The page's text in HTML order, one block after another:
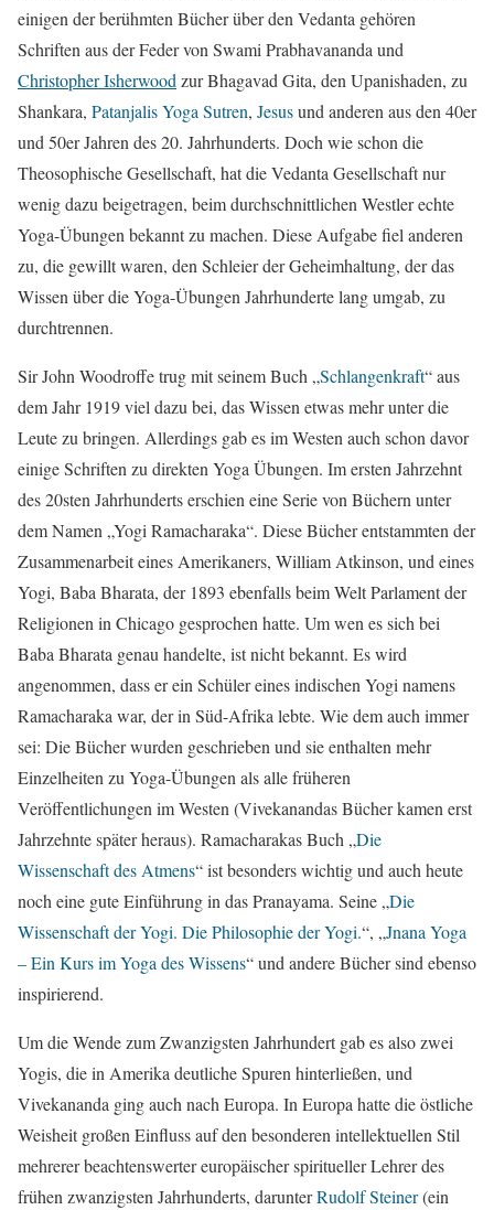
einigen der berühmten Bücher über den Vedanta gehören
Schriften aus der Feder von Swami Prabhavananda und
Christopher Isherwood zur Bhagavad Gita, den Upanishaden, zu
Shankara, Patanjalis Yoga Sutren, Jesusund anderen aus den 40er
und 50er Jahren des 20. Jahrhunderts. Doch wie schon die
Theosophische Gesellschaft, hat die Vedanta Gesellschaft nur
wenig dazu beigetragen, beim durchschnittlichen Westler echte
Yoga-Übungen bekannt zu machen. Diese Aufgabe fiel anderen
zu, die gewillt waren, den Schleier der Geheimhaltung, der das
Wissen über die Yoga-Übungen Jahrhunderte lang umgab, zu
durchtrennen.
Sir John Woodroffe trug mit seinem Buch „Schlangenkraft“ aus
dem Jahr 1919 viel dazu bei, das Wissen etwas mehr unter die
Leute zu bringen. Allerdings gab es im Westen auch schon davor
einige Schriften zu direkten Yoga Übungen. Im ersten Jahrzehnt
des 20sten Jahrhunderts erschien eine Serie von Büchern unter
dem Namen „Yogi Ramacharaka“. Diese Bücher entstammten der
Zusammenarbeit eines Amerikaners, William Atkinson, und eines
Yogi, Baba Bharata, der 1893 ebenfalls beim Welt Parlament der
Religionen in Chicago gesprochen hatte. Um wen es sich bei
Baba Bharata genau handelte, ist nicht bekannt. Es wird
angenommen, dass er ein Schüler eines indischen Yogi namens
Ramacharaka war, der in Süd-Afrika lebte. Wie dem auch immer
sei: Die Bücher wurden geschrieben und sie enthalten mehr
Einzelheiten zu Yoga-Übungen als alle früheren
Veröffentlichungen im Westen (Vivekanandas Bücher kamen erst
Jahrzehnte später heraus). Ramacharakas Buch „Die
Wissenschaft des Atmens“ ist besonders wichtig und auch heute
noch eine gute Einführung in das Pranayama. Seine „Die
Wissenschaft der Yogi. Die Philosophie der Yogi.“, „Jnana Yoga
– Ein Kurs im Yoga des Wissens“ und andere Bücher sind ebenso
inspirierend.
Um die Wende zum Zwanzigsten Jahrhundert gab es also zwei
Yogis, die in Amerika deutliche Spuren hinterließen, und
Vivekananda ging auch nach Europa. In Europa hatte die östliche
Weisheit großen Einfluss auf den besonderen intellektuellen Stil
mehrerer beachtenswerter europäischer spiritueller Lehrer des
frühen zwanzigsten Jahrhunderts, darunterRudolf Steiner(ein